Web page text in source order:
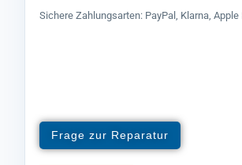
Sichere Zahlungsarten: PayPal, Klarna, Apple
Frage zur Reparatur